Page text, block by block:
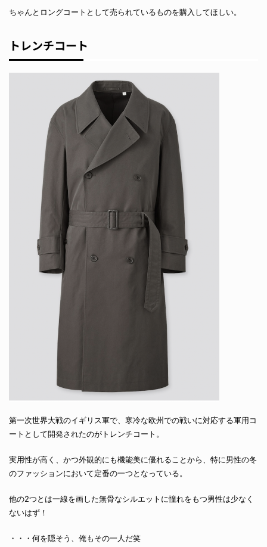
ちゃんとロングコートとして売られているものを購入してほしい。
トレンチコート
第一次世界大戦のイギリス軍で、寒冷な欧州での戦いに対応する軍用コ
ートとして開発されたのがトレンチコート。
実用性が高く、かつ外観的にも機能美に優れることから、特に男性の冬
のファッションにおいて定番の一つとなっている。
他の2つとは一線を画した無骨なシルエットに憧れをもつ男性は少なく
ないはず！
・・・何を隠そう、俺もその一人だ笑